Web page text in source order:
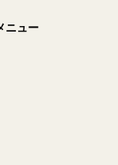
ニュー